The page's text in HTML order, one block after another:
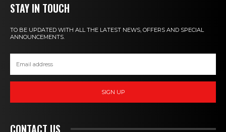
STAY IN TOUCH
TO BE UPDATED WITH ALL THE LATEST NEWS, OFFERS AND SPECIAL
ANNOUNCEMENTS.
SIGN UP